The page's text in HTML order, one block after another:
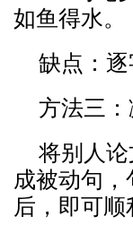
如鱼得水。
缺点：
方法三
将别人
成被动句
后，即可